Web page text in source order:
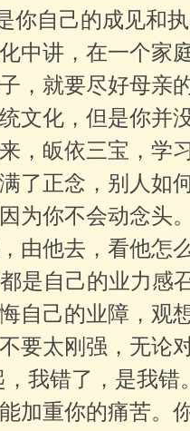
自己的成见和执
中讲，在一个家
，就要尽好母亲
文化，但是你并
，皈依三宝，学
了正念，别人如
为你不会动念头
由他去，看他怎
自己的业力感
自己的业障，观
要太刚强，无论
我错了，是我错
加重你的痛苦。